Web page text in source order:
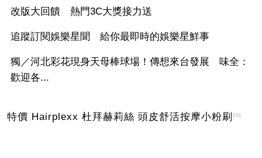
改版大回饋 熱門3C大獎接力送
追蹤訂閱娛樂星聞 給你最即時的娛樂星鮮事
獨／河北彩花現身天母棒球場！傳想來台發展 味全：
歡迎各...
特價 Hairplexx 杜拜赫莉絲 頭皮舒活按摩小粉刷 PR